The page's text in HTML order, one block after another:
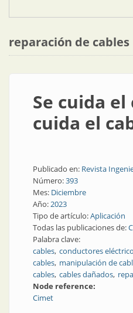
reparación de cables
Se cuida
cuida el
Publicado en: Revista
Número:393
Mes: Diciembre
Año:2023
Tipo de artículo:Aplicación
Todas las publicaciones de:
Palabra clave:
cables conductores
cables manipulación de
cables cables dañados
Node reference:
Cimet